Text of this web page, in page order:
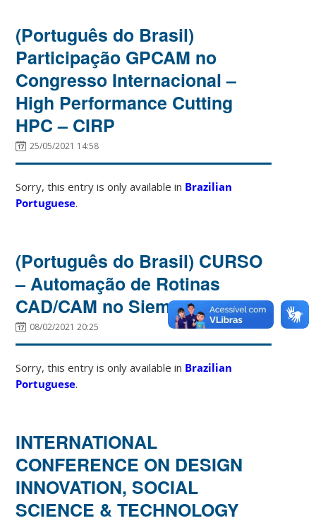
(Português do Brasil)
Participação GPCAM no
Congresso Internacional –
High Performance Cutting
HPC – CIRP
25/05/2021 14:58
Sorry, this entry is only available in Brazilian
Portuguese.
(Português do Brasil) CURSO
– Automação de Rotinas
CAD/CAM no Siemens NX
08/02/2021 20:25
Sorry, this entry is only available in Brazilian
Portuguese.
INTERNATIONAL
CONFERENCE ON DESIGN
INNOVATION, SOCIAL
SCIENCE & TECHNOLOGY